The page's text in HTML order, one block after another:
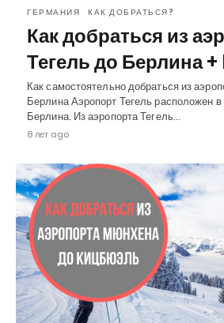
ГЕРМАНИЯ КАК ДОБРАТЬСЯ?
Как добраться из
Тегель до Берлина +
Как самостоятельно добраться из
Берлина Аэропорт Тегель расположен в
Берлина. Из аэропорта Тегель…
8 лет ago